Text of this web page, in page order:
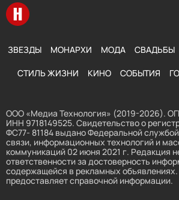
Перейти на главную
ЗВЕЗДЫ МОНАРХИ МОДА СВАДЬБЫ
СТИЛЬ ЖИЗНИ КИНО СОБЫТИЯ
ООО «Медиа Технология» (2019-2026).
ИНН 9718149525. Свидетельство о
ФС77- 81184 выдано Федеральной
связи, информационных технологий и
коммуникаций 02 июня 2021 г. Редакция
ответственности за достоверность
содержащейся в рекламных
предоставляет справочной информации.